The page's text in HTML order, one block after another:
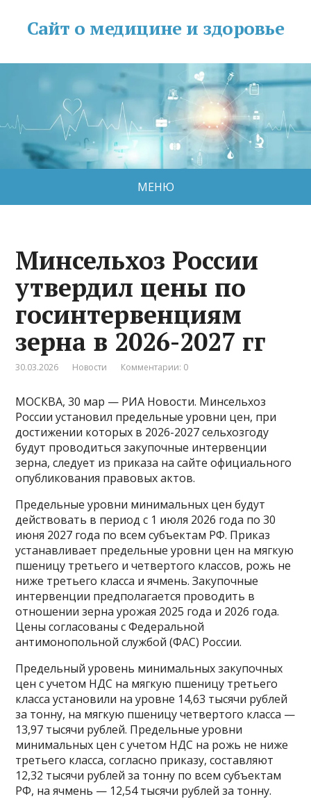
Сайт о медицине и здоровье
МЕНЮ
Минсельхоз России
утвердил цены по
госинтервенциям
зерна в 2026-2027 гг
30.03.2026 Новости Комментарии: 0
МОСКВА, 30 мар — РИА Новости. Минсельхоз
России установил предельные уровни цен, при
достижении которых в 2026-2027 сельхозгоду
будут проводиться закупочные интервенции
зерна, следует из приказа на сайте официального
опубликования правовых актов.
Предельные уровни минимальных цен будут
действовать в период с 1 июля 2026 года по 30
июня 2027 года по всем субъектам РФ​​​. Приказ
устанавливает предельные уровни цен на мягкую
пшеницу третьего и четвертого классов, рожь не
ниже третьего класса и ячмень. Закупочные
интервенции предполагается проводить в
отношении зерна урожая 2025 года и 2026 года.
Цены согласованы с Федеральной
антимонопольной службой (ФАС) России.
Предельный уровень минимальных закупочных
цен с учетом НДС на мягкую пшеницу третьего
класса установили на уровне 14,63 тысячи рублей
за тонну, на мягкую пшеницу четвертого класса —
13,97 тысячи рублей. Предельные уровни
минимальных цен с учетом НДС на рожь не ниже
третьего класса, согласно приказу, составляют
12,32 тысячи рублей за тонну по всем субъектам
РФ, на ячмень — 12,54 тысячи рублей за тонну.